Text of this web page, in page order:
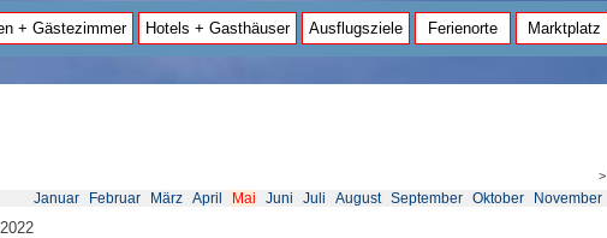
+ Gästezimmer Hotels + Gasthäuser Ausflugsziele Ferienorte Marktplatz
>
Januar Februar März April Mai Juni Juli August September Oktober November